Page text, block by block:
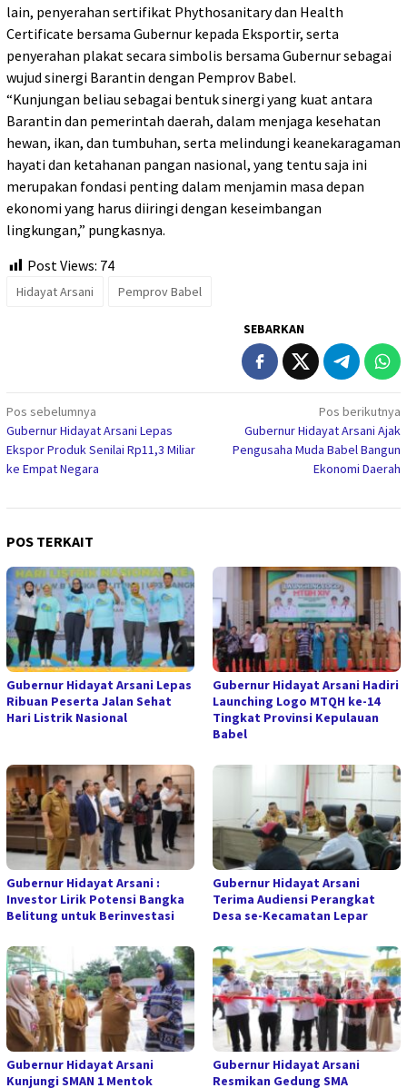
lain, penyerahan sertifikat Phythosanitary dan Health
Certificate bersama Gubernur kepada Eksportir, serta
penyerahan plakat secara simbolis bersama Gubernur sebagai
wujud sinergi Barantin dengan Pemprov Babel.
“Kunjungan beliau sebagai bentuk sinergi yang kuat antara
Barantin dan pemerintah daerah, dalam menjaga kesehatan
hewan, ikan, dan tumbuhan, serta melindungi keanekaragaman
hayati dan ketahanan pangan nasional, yang tentu saja ini
merupakan fondasi penting dalam menjamin masa depan
ekonomi yang harus diiringi dengan keseimbangan
lingkungan,” pungkasnya.
Post Views: 74
Hidayat Arsani Pemprov Babel
SEBARKAN
Navigasi
pos
Pos sebelumnya
Gubernur Hidayat Arsani Lepas
Ekspor Produk Senilai Rp11,3 Miliar
ke Empat Negara
Pos berikutnya
Gubernur Hidayat Arsani Ajak
Pengusaha Muda Babel Bangun
Ekonomi Daerah
POS TERKAIT
Gubernur Hidayat Arsani Lepas
Ribuan Peserta Jalan Sehat
Hari Listrik Nasional
Gubernur Hidayat Arsani Hadiri
Launching Logo MTQH ke-14
Tingkat Provinsi Kepulauan
Babel
Gubernur Hidayat Arsani :
Investor Lirik Potensi Bangka
Belitung untuk Berinvestasi
Gubernur Hidayat Arsani
Terima Audiensi Perangkat
Desa se-Kecamatan Lepar
Gubernur Hidayat Arsani
Kunjungi SMAN 1 Mentok
Gubernur Hidayat Arsani
Resmikan Gedung SMA